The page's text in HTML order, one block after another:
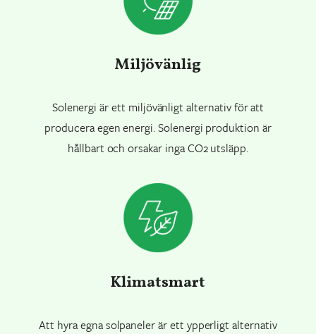
Miljövänlig
Solenergi är ett miljövänligt alternativ för att
producera egen energi. Solenergi produktion är
hållbart och orsakar inga CO2 utsläpp.
Klimatsmart
Att hyra egna solpaneler är ett ypperligt alternativ